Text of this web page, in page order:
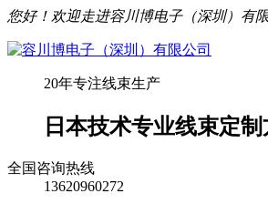
您好！欢迎走进容川博电子（深圳）有
20年专注线束生产
日本技术专业线束定
全国咨询热线
13620960272